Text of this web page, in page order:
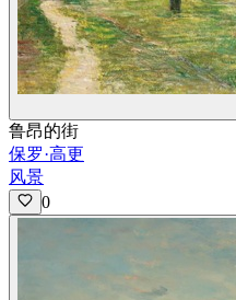
鲁昂的街
保罗·高更
风景
0